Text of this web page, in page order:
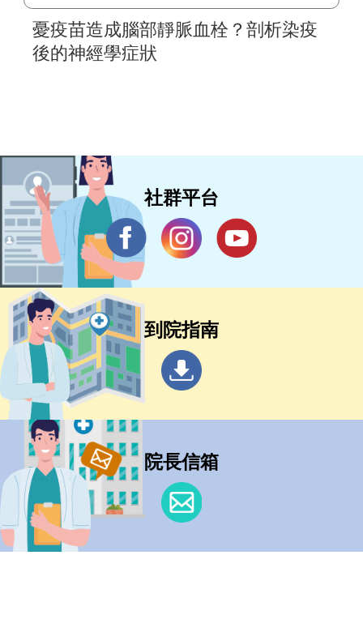
憂疫苗造成腦部靜脈血栓？剖析染疫
後的神經學症狀
社群平台
到院指南
院長信箱